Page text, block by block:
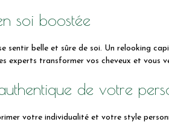
soi boostée
sentir belle et sûre de soi. Un relooking
experts transformer vos cheveux et
de votre
votre individualité et votre style